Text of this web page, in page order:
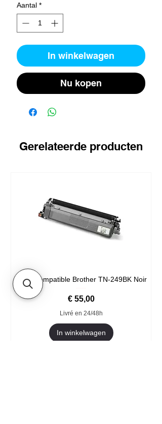
Aantal *
In winkelwagen
Nu kopen
Gerelateerde producten
Toner compatible Brother TN-249BK Noir
Prijs
€ 55,00
Livré en 24/48h
In winkelwagen